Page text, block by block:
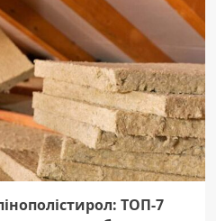
ТОП-7